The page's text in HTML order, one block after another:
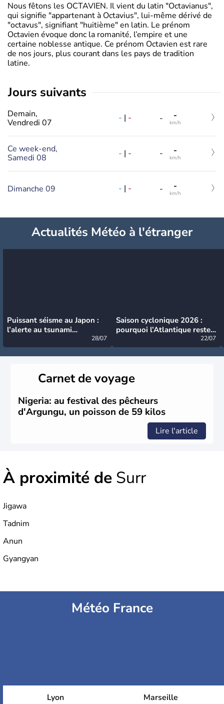
Nous fêtons les OCTAVIEN. Il vient du latin "Octavianus",
qui signifie "appartenant à Octavius", lui-même dérivé de
"octavus", signifiant "huitième" en latin. Le prénom
Octavien évoque donc la romanité, l’empire et une
certaine noblesse antique. Ce prénom Octavien est rare
de nos jours, plus courant dans les pays de tradition
latine.
jours suivants
Demain,
Vendredi 07
- | - - -
km/h
Ce week-end,
Samedi 08
- | - - -
km/h
Dimanche 09 - | - - -
km/h
Actualités Météo à l'étranger
Puissant séisme au Japon :
l’alerte au tsunami
28/07
Saison cyclonique 2026 :
pourquoi l’Atlantique reste
22/07
Carnet de voyage
Nigeria: au festival des pêcheurs
d'Argungu, un poisson de 59 kilos
Lire l'article
À proximité de Surr
Jigawa
Tadnim
Anun
Gyangyan
Météo France
Lyon Marseille